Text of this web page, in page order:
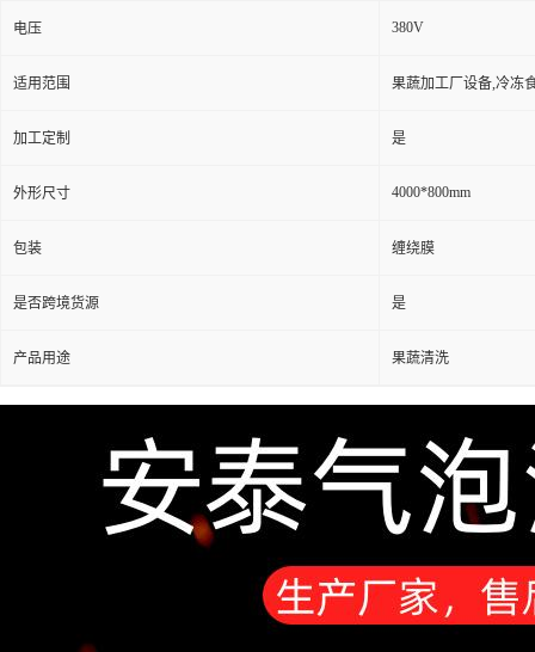
电压 380V
适用范围 果蔬加工厂设备,冷冻
加工定制 是
外形尺寸 4000*800mm
包装 缠绕膜
是否跨境货源 是
产品用途 果蔬清洗